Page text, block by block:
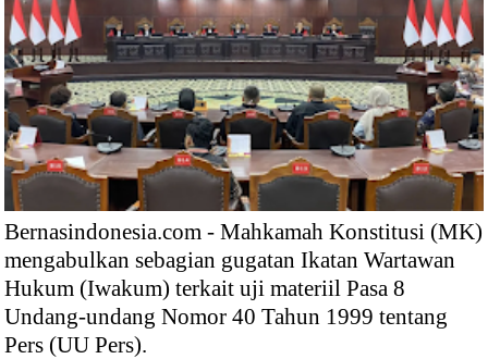
Bernasindonesia.com - Mahkamah Konstitusi (MK)
mengabulkan sebagian gugatan Ikatan Wartawan
Hukum (Iwakum) terkait uji materiil Pasa 8
Undang-undang Nomor 40 Tahun 1999 tentang
Pers (UU Pers).